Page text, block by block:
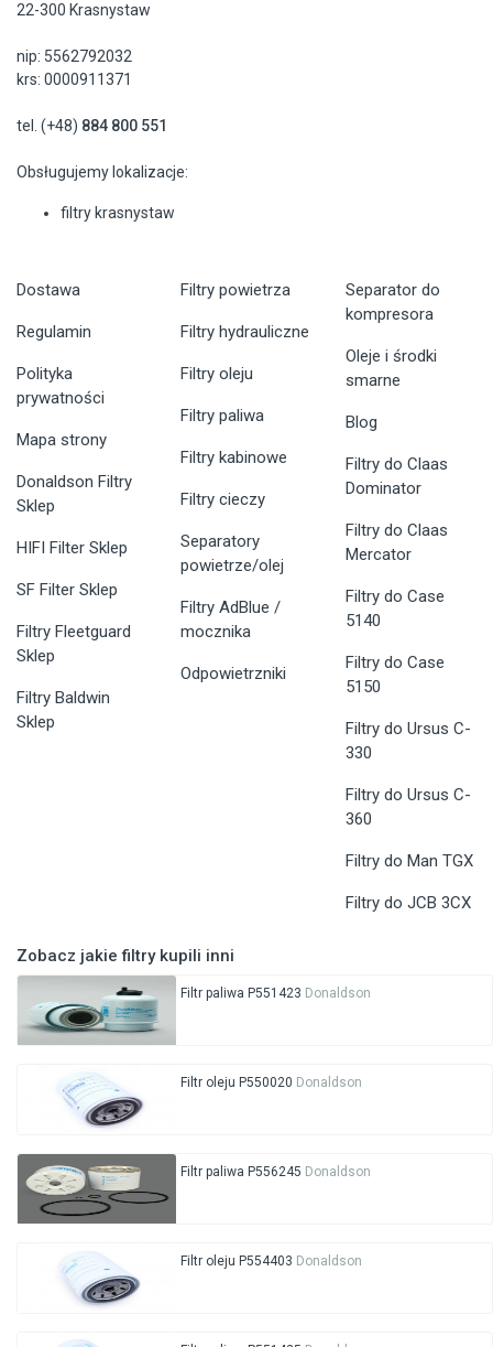
22-300 Krasnystaw
nip: 5562792032
krs: 0000911371
tel. (+48) 884 800 551
Obsługujemy lokalizacje:
filtry krasnystaw
Dostawa
Regulamin
Polityka
prywatności
Mapa strony
Donaldson Filtry
Sklep
HIFI Filter Sklep
SF Filter Sklep
Filtry Fleetguard
Sklep
Filtry Baldwin
Sklep
Filtry powietrza
Filtry hydrauliczne
Filtry oleju
Filtry paliwa
Filtry kabinowe
Filtry cieczy
Separatory
powietrze/olej
Filtry AdBlue /
mocznika
Odpowietrzniki
Separator do
kompresora
Oleje i środki
smarne
Blog
Filtry do Claas
Dominator
Filtry do Claas
Mercator
Filtry do Case
5140
Filtry do Case
5150
Filtry do Ursus C-
330
Filtry do Ursus C-
360
Filtry do Man TGX
Filtry do JCB 3CX
Zobacz jakie filtry kupili inni
Filtr paliwa P551423 Donaldson
Filtr oleju P550020 Donaldson
Filtr paliwa P556245 Donaldson
Filtr oleju P554403 Donaldson